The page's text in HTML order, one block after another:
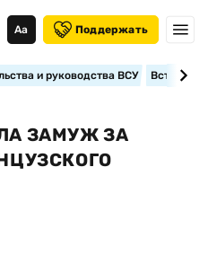
Аа Поддержать
и руководства ВСУ
ЗАМУЖ ЗА